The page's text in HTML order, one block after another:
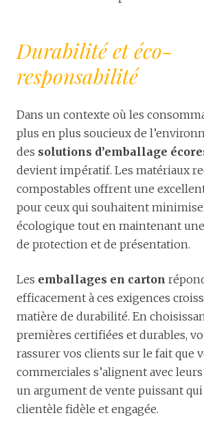
Durabilité et éco-
responsabilité
Dans un contexte où les
plus en plus soucieux de
des solutions d’emballage
devient impératif. Les matériaux
compostables offrent une
pour ceux qui souhaitent
écologique tout en maintenant
de protection et de présentation.
Les emballages en carton
efficacement à ces exigences
matière de durabilité. En
premières certifiées et durables,
rassurer vos clients sur le fait que
commerciales s’alignent avec leurs
un argument de vente puissant
clientèle fidèle et engagée.